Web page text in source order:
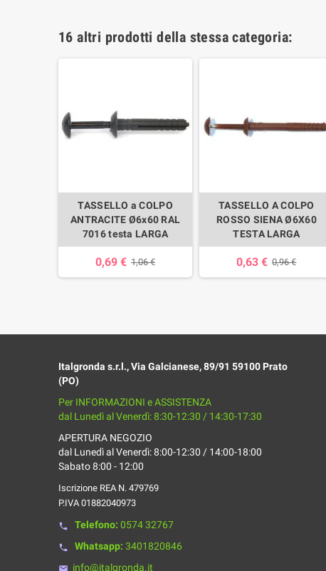
16 altri prodotti della stessa categoria:
TASSELLO a COLPO
ANTRACITE Ø6x60 RAL
7016 testa LARGA
0,69 € 1,06 €
TASSELLO A COLPO
ROSSO SIENA Ø6X60
TESTA LARGA
0,63 € 0,96 €
Italgronda s.r.l., Via Galcianese, 89/91 59100 Prato
(PO)
Per INFORMAZIONI e ASSISTENZA
dal Lunedì al Venerdì: 8:30-12:30 / 14:30-17:30
APERTURA NEGOZIO
dal Lunedì al Venerdì: 8:00-12:30 / 14:00-18:00
Sabato 8:00 - 12:00
Iscrizione REA N. 479769
P.IVA 01882040973
phone Telefono: 0574 32767
phone Whatsapp: 3401820846
email info@italgronda.it